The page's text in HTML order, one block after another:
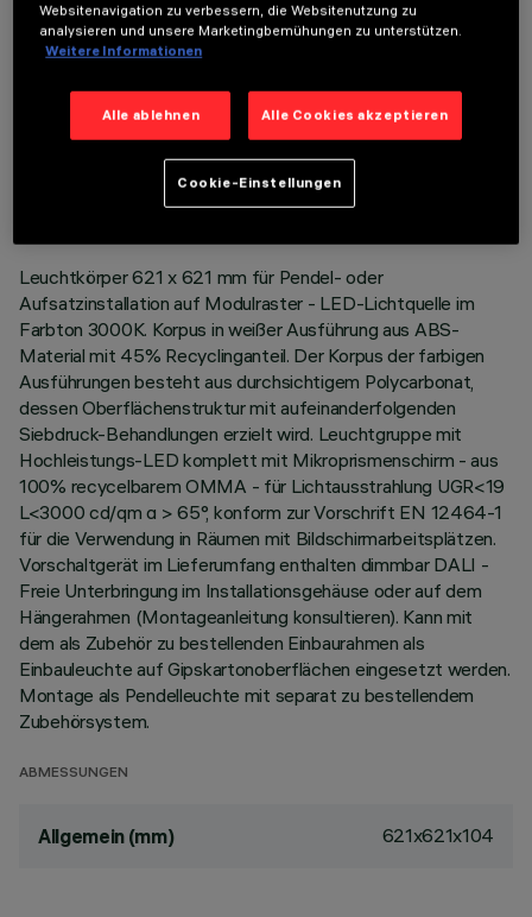
TECHNISCHE DATEN
Leuchtkörper 621 x 621 mm für Pendel- oder
Aufsatzinstallation auf Modulraster - LED-Lichtquelle im
Farbton 3000K. Korpus in weißer Ausführung aus ABS-
Material mit 45% Recyclinganteil. Der Korpus der farbigen
Ausführungen besteht aus durchsichtigem Polycarbonat,
dessen Oberflächenstruktur mit aufeinanderfolgenden
Siebdruck-Behandlungen erzielt wird. Leuchtgruppe mit
Hochleistungs-LED komplett mit Mikroprismenschirm - aus
100% recycelbarem OMMA - für Lichtausstrahlung UGR<19
L<3000 cd/qm α > 65°, konform zur Vorschrift EN 12464-1
für die Verwendung in Räumen mit Bildschirmarbeitsplätzen.
Vorschaltgerät im Lieferumfang enthalten dimmbar DALI -
Freie Unterbringung im Installationsgehäuse oder auf dem
Hängerahmen (Montageanleitung konsultieren). Kann mit
dem als Zubehör zu bestellenden Einbaurahmen als
Einbauleuchte auf Gipskartonoberflächen eingesetzt werden.
Montage als Pendelleuchte mit separat zu bestellendem
Zubehörsystem.
ABMESSUNGEN
Allgemein (mm) 621x621x104
Websitenavigation zu verbessern, die Websitenutzung zu
analysieren und unsere Marketingbemühungen zu unterstützen.
Weitere Informationen
Alle ablehnen Alle Cookies akzeptieren
Cookie-Einstellungen